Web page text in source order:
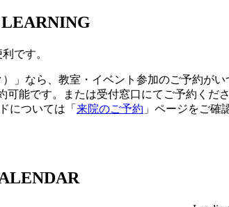
です。
」なら、教室・イベント参加のご予約が
可能です。または受付窓口にてご予約くださ
については「 来院のご予約 」ページをご確